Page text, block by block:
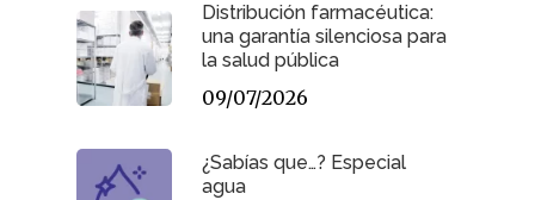
Distribución farmacéutica:
una garantía silenciosa para
la salud pública
09/07/2026
¿Sabías que…? Especial
agua